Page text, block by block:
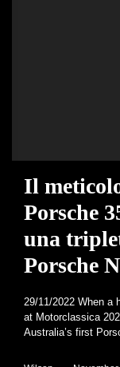
Il
Porsche
una
Porsche
29/11/2022 When a
at Motorclassica
Australia’s first